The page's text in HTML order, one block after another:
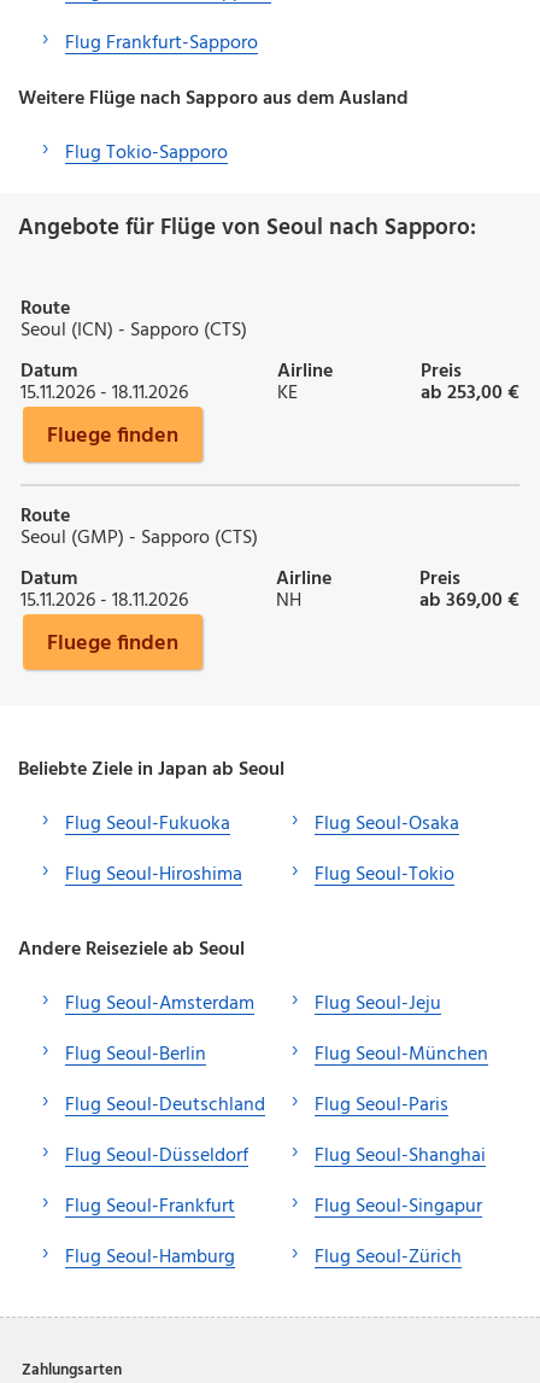
Flug Frankfurt-Sapporo
Weitere Flüge nach Sapporo aus dem Ausland
Flug Tokio-Sapporo
Angebote für Flüge von Seoul nach Sapporo:
Route
Seoul (ICN) - Sapporo (CTS)
Datum
15.11.2026 - 18.11.2026
Airline
KE
Preis
ab 253,00 €
Fluege finden
Route
Seoul (GMP) - Sapporo (CTS)
Datum
15.11.2026 - 18.11.2026
Airline
NH
Preis
ab 369,00 €
Fluege finden
Beliebte Ziele in Japan ab Seoul
Flug Seoul-Fukuoka
Flug Seoul-Hiroshima
Flug Seoul-Osaka
Flug Seoul-Tokio
Andere Reiseziele ab Seoul
Flug Seoul-Amsterdam
Flug Seoul-Berlin
Flug Seoul-Deutschland
Flug Seoul-Düsseldorf
Flug Seoul-Frankfurt
Flug Seoul-Hamburg
Flug Seoul-Jeju
Flug Seoul-München
Flug Seoul-Paris
Flug Seoul-Shanghai
Flug Seoul-Singapur
Flug Seoul-Zürich